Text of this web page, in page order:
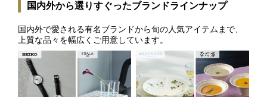
国内外から選りすぐったブランドラインナップ
国内外で愛される有名ブランドから旬の人気アイテムまで、
上質な品々を幅広くご用意しています。